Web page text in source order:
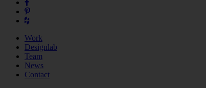
Work
Designlab
Team
News
Contact